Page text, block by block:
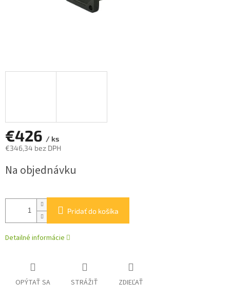
€426 / ks
€346,34 bez DPH
cena:
Na objednávku
Pridať do košíka
Detailné informácie
OPÝTAŤ SA STRÁŽIŤ ZDIEĽAŤ